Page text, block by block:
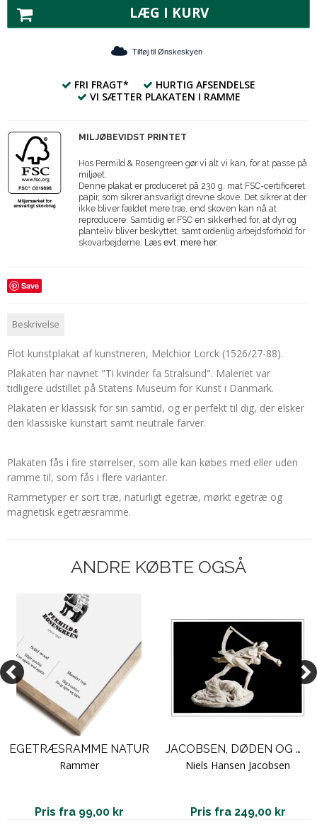
LÆG I KURV
Tilføj til Ønskeskyen
FRI FRAGT*
HURTIG AFSENDELSE
VI SÆTTER PLAKATEN I RAMME
MILJØBEVIDST PRINTET
Hos Permild & Rosengreen gør vi alt vi kan, for at passe på
miljøet.
Denne plakat er produceret på 230 g. mat FSC-certificeret
papir, som sikrer ansvarligt drevne skove. Det sikrer at der
ikke bliver fældet mere træ, end skoven kan nå at
reproducere. Samtidig er FSC en sikkerhed for, at dyr og
planteliv bliver beskyttet, samt ordenlig arbejdsforhold for
skovarbejderne. Læs evt. mere her.
Save
Beskrivelse
Flot kunstplakat af kunstneren, Melchior Lorck (1526/27-88).
Plakaten har navnet "Ti kvinder fa Stralsund". Maleriet var
tidligere udstillet på Statens Museum for Kunst i Danmark.
Plakaten er klassisk for sin samtid, og er perfekt til dig, der elsker
den klassiske kunstart samt neutrale farver.
Plakaten fås i fire størrelser, som alle kan købes med eller uden
ramme til, som fås i flere varianter.
Rammetyper er sort træ, naturligt egetræ, mørkt egetræ og
magnetisk egetræsramme.
ANDRE KØBTE OGSÅ
EGETRÆSRAMME NATUR
Rammer
Pris fra 99,00 kr
JACOBSEN, DØDEN OG MODEREN
Niels Hansen Jacobsen
Pris fra 249,00 kr